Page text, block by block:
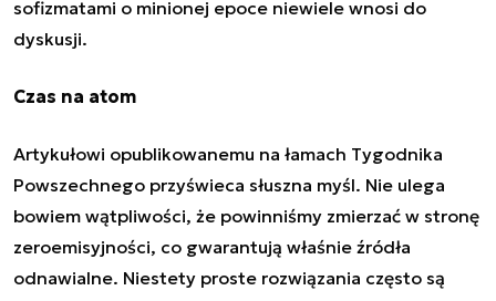
sofizmatami o minionej epoce niewiele wnosi do
dyskusji.
Czas na atom
Artykułowi opublikowanemu na łamach Tygodnika
Powszechnego przyświeca słuszna myśl. Nie ulega
bowiem wątpliwości, że powinniśmy zmierzać w stronę
zeroemisyjności, co gwarantują właśnie źródła
odnawialne. Niestety proste rozwiązania często są